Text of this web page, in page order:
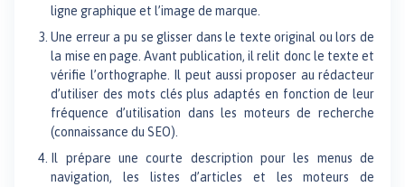
ligne graphique et l’image de marque.
Une erreur a pu se glisser dans le texte original ou lors de
la mise en page. Avant publication, il relit donc le texte et
vérifie l’orthographe. Il peut aussi proposer au rédacteur
d’utiliser des mots clés plus adaptés en fonction de leur
fréquence d’utilisation dans les moteurs de recherche
(connaissance du SEO).
Il prépare une courte description pour les menus de
navigation, les listes d’articles et les moteurs de